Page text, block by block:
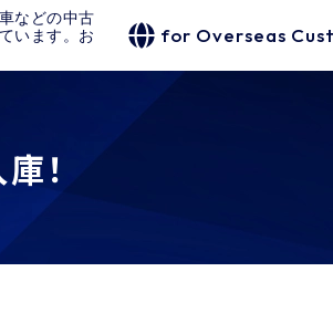
などの中古
います。お
for Overseas
！